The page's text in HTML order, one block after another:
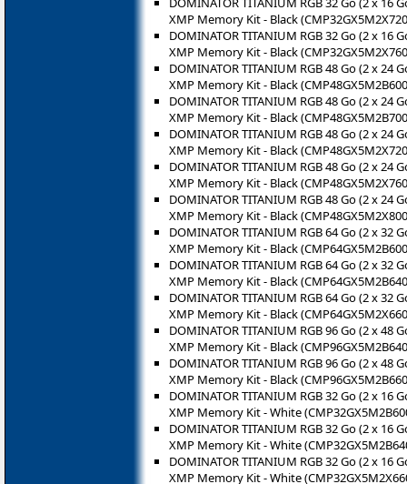
XMP Memory Kit - Black
DOMINATOR TITANIUM RGB 32 Go (2 x 16
XMP Memory Kit - Black
DOMINATOR TITANIUM RGB 48 Go (2 x 24
XMP Memory Kit - Black
DOMINATOR TITANIUM RGB 48 Go (2 x 24
XMP Memory Kit - Black
DOMINATOR TITANIUM RGB 48 Go (2 x 24
XMP Memory Kit - Black
DOMINATOR TITANIUM RGB 48 Go (2 x 24
XMP Memory Kit - Black
DOMINATOR TITANIUM RGB 48 Go (2 x 24
XMP Memory Kit - Black
DOMINATOR TITANIUM RGB 64 Go (2 x 32
XMP Memory Kit - Black
DOMINATOR TITANIUM RGB 64 Go (2 x 32
XMP Memory Kit - Black
DOMINATOR TITANIUM RGB 64 Go (2 x 32
XMP Memory Kit - Black
DOMINATOR TITANIUM RGB 96 Go (2 x 48
XMP Memory Kit - Black
DOMINATOR TITANIUM RGB 96 Go (2 x 48
XMP Memory Kit - Black
DOMINATOR TITANIUM RGB 32 Go (2 x 16
XMP Memory Kit - White
DOMINATOR TITANIUM RGB 32 Go (2 x 16
XMP Memory Kit - White
DOMINATOR TITANIUM RGB 32 Go (2 x 16
XMP Memory Kit - White